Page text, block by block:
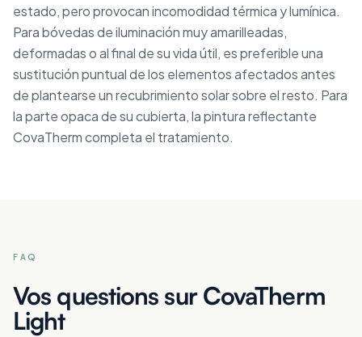
estado, pero provocan incomodidad térmica y lumínica.
Para bóvedas de iluminación muy amarilleadas,
deformadas o al final de su vida útil, es preferible una
sustitución puntual de los elementos afectados antes
de plantearse un recubrimiento solar sobre el resto. Para
la parte opaca de su cubierta, la pintura reflectante
CovaTherm completa el tratamiento.
FAQ
Vos questions sur CovaTherm
Light